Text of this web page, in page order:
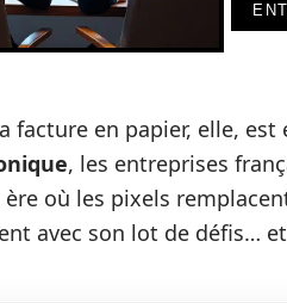
facture en papier, elle,
, les entreprises
où les pixels
avec son lot de défis…